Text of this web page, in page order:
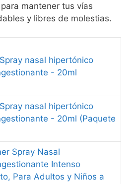
mantener tus vías
y libres de molestias.
nasal hipertónico
- 20ml
nasal hipertónico
- 20ml (Paquete
Spray Nasal
Intenso
Para Adultos y Niños a